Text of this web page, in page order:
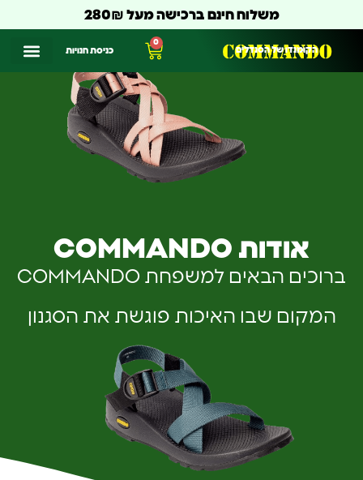
משלוח חינם ברכישה מעל 280₪
הקומנדו של הסנדלים
0
כניסת חנויות
אודות COMMANDO
ברוכים הבאים למשפחת COMMANDO
המקום שבו האיכות פוגשת את הסגנון